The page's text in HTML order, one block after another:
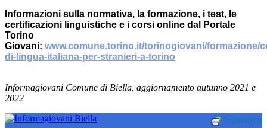
Informazioni sulla normativa, la formazione, i test, le
certificazioni linguistiche e i corsi online dal Portale
Torino
Giovani: www.comune.torino.it/torinogiovani/formazione/
di-lingua-italiana-per-stranieri-a-torino
Informagiovani Comune di Biella, aggiornamento autunno 2021 e
2022
Stampa